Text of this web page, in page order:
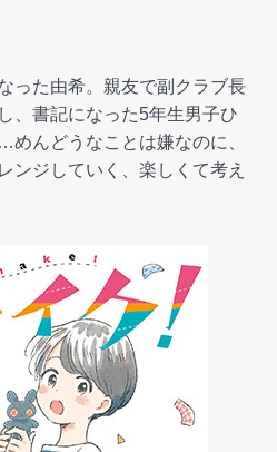
った由希。親友で副クラブ長
、書記になった5年生男子ひ
んどうなことは嫌なのに、
ンジしていく、楽しくて考え